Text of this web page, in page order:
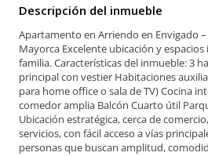
Descripción del inmueble
Apartamento en Arriendo en Envigado
Mayorca Excelente ubicación y
familia. Características del inmueble: 3
principal con vestier Habitaciones
para home office o sala de TV) Cocina
comedor amplia Balcón Cuarto útil
Ubicación estratégica, cerca de
servicios, con fácil acceso a vías
personas que buscan amplitud,